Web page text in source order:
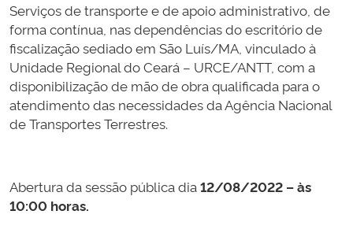
Serviços de transporte e de apoio administrativo, de
forma contínua, nas dependências do escritório de
fiscalização sediado em São Luís/MA, vinculado à
Unidade Regional do Ceará – URCE/ANTT, com a
disponibilização de mão de obra qualificada para o
atendimento das necessidades da Agência Nacional
de Transportes Terrestres.
Abertura da sessão pública dia12/08/2022 – às
10:00 horas.